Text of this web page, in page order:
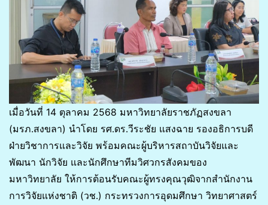
เมื่อวันที่ 14 ตุลาคม 2568 มหาวิทยาลัยราชภัฏสงขลา
(มรภ.สงขลา) นำโดย รศ.ดร.วีระชัย แสงฉาย รองอธิการบดี
ฝ่ายวิชาการและวิจัย พร้อมคณะผู้บริหารสถาบันวิจัยและ
พัฒนา นักวิจัย และนักศึกษาทีมวิศวกรสังคมของ
มหาวิทยาลัย ให้การต้อนรับคณะผู้ทรงคุณวุฒิจากสำนักงาน
การวิจัยแห่งชาติ (วช.) กระทรวงการอุดมศึกษา วิทยาศาสตร์